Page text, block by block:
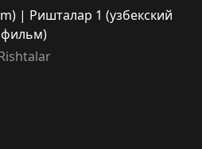
| Ришталар 1 (узбекский
фильм)